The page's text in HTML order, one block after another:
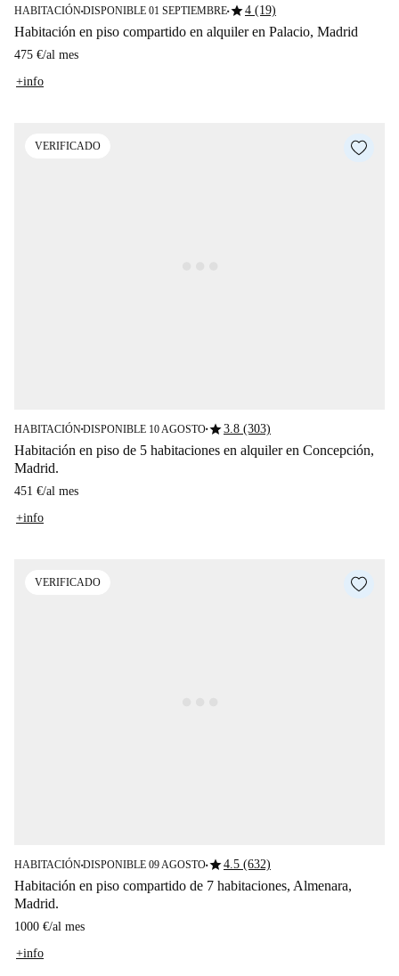
HABITACIÓN■DISPONIBLE 01 SEPTIEMBRE■star4 (19)
Habitación en piso compartido en alquiler en Palacio, Madrid
475 €/al mes
+info
VERIFICADO
HABITACIÓN■DISPONIBLE 10 AGOSTO■star3.8 (303)
Habitación en piso de 5 habitaciones en alquiler en Concepción,
Madrid.
451 €/al mes
+info
VERIFICADO
HABITACIÓN■DISPONIBLE 09 AGOSTO■star4.5 (632)
Habitación en piso compartido de 7 habitaciones, Almenara,
Madrid.
1000 €/al mes
+info